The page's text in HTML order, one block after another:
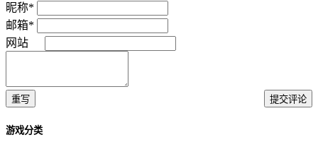
昵称*
邮箱*
网站
重写 提交评论
游戏分类